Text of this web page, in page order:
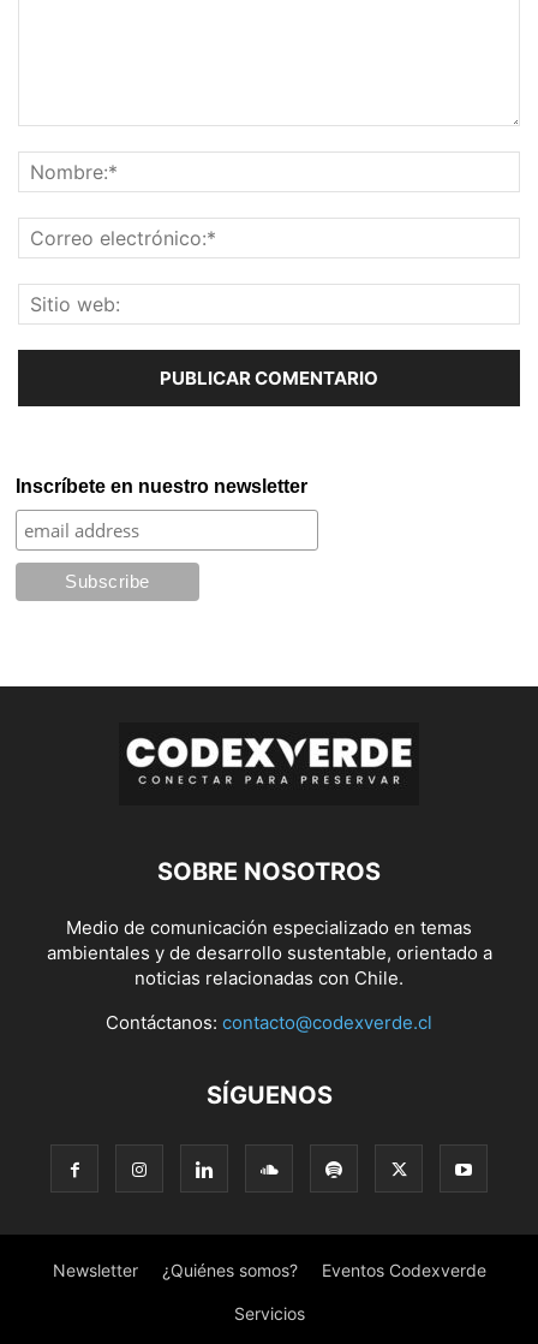
Inscríbete en nuestro newsletter
SOBRE NOSOTROS
Medio de comunicación especializado en temas
ambientales y de desarrollo sustentable, orientado a
noticias relacionadas con Chile.
Contáctanos: contacto@codexverde.cl
SÍGUENOS
Newsletter ¿Quiénes somos? Eventos Codexverde
Servicios